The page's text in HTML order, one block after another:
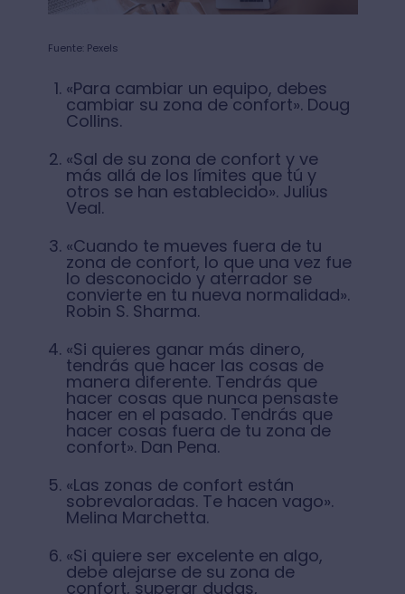
Fuente: Pexels
«Para cambiar un equipo, debes
cambiar su zona de confort». Doug
Collins.
«Sal de su zona de confort y ve
más allá de los límites que tú y
otros se han establecido». Julius
Veal.
«Cuando te mueves fuera de tu
zona de confort, lo que una vez fue
lo desconocido y aterrador se
convierte en tu nueva normalidad».
Robin S. Sharma.
«Si quieres ganar más dinero,
tendrás que hacer las cosas de
manera diferente. Tendrás que
hacer cosas que nunca pensaste
hacer en el pasado. Tendrás que
hacer cosas fuera de tu zona de
confort». Dan Pena.
«Las zonas de confort están
sobrevaloradas. Te hacen vago».
Melina Marchetta.
«Si quiere ser excelente en algo,
debe alejarse de su zona de
confort, superar dudas,